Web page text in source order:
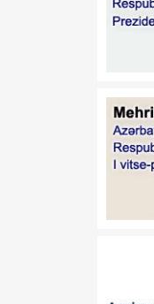
Türkiyə
Cevdet
Tarixi